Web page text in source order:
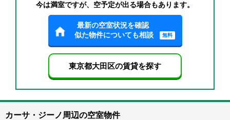
今は満室ですが、空予定が出る場合もあります。
最新の空室状況を確認
似た物件についても相談
無料
東京都大田区の賃貸を探す
カーサ・ジーノ周辺の空室物件